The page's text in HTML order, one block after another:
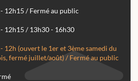
12h15 / Fermé au public
12h15 / 13h30 - 16h30
12h (ouvert le 1er et 3ème samedi du
fermé juillet/août) / Fermé au public